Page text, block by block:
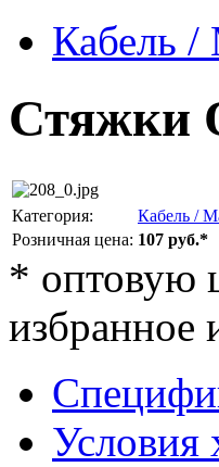
Кабель /
Стяжки
Категория:
Кабель /
Розничная цена: 107 руб.*
* оптовую
избранное
Условия